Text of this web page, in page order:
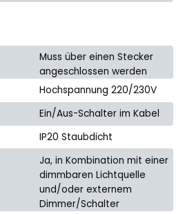
Muss über einen Stecker
angeschlossen werden
Hochspannung 220/230V
Ein/Aus-Schalter im Kabel
IP20 Staubdicht
Ja, in Kombination mit einer
dimmbaren Lichtquelle
und/oder externem
Dimmer/Schalter